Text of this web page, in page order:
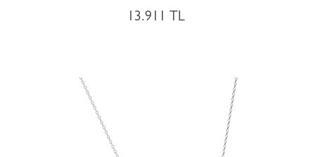
13.911 TL